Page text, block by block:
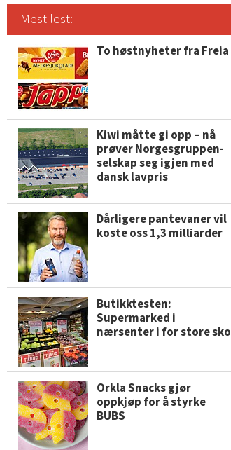
Mest lest:
To høstnyheter fra Freia
Kiwi måtte gi opp – nå
prøver Norgesgruppen-
selskap seg igjen med
dansk lavpris
Dårligere pantevaner vil
koste oss 1,3 milliarder
Butikktesten:
Supermarked i
nærsenter i for store sko
Orkla Snacks gjør
oppkjøp for å styrke
BUBS